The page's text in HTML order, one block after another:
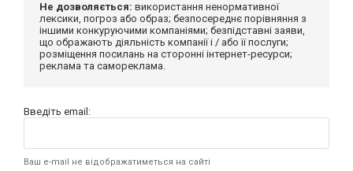
Не дозволяється: використання ненормативної
лексики, погроз або образ; безпосереднє порівняння з
іншими конкуруючими компаніями; безпідставні заяви,
що ображають діяльність компанії і / або її послуги;
розміщення посилань на сторонні інтернет-ресурси;
реклама та самореклама.
Введіть email:
Ваш e-mail не відображатиметься на сайті